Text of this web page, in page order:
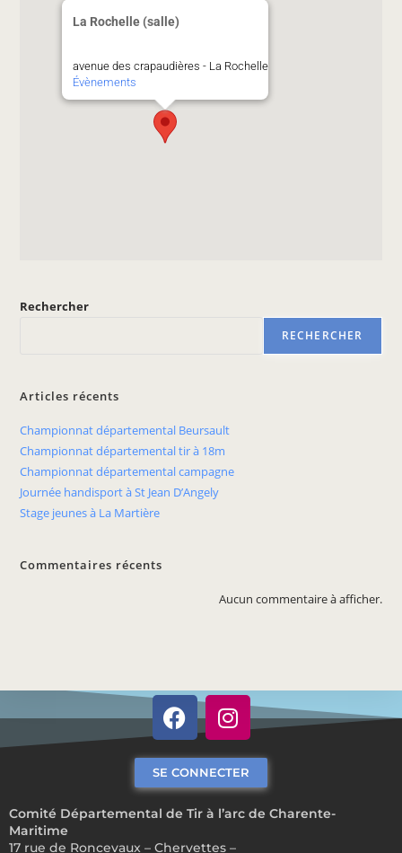
La Rochelle (salle)
avenue des crapaudières - La Rochelle
Évènements
Rechercher
RECHERCHER
Articles récents
Championnat départemental Beursault
Championnat départemental tir à 18m
Championnat départemental campagne
Journée handisport à St Jean D’Angely
Stage jeunes à La Martière
Commentaires récents
Aucun commentaire à afficher.
Comité Départemental de Tir à l’arc de Charente-
Maritime
17 rue de Roncevaux – Chervettes –
SE CONNECTER